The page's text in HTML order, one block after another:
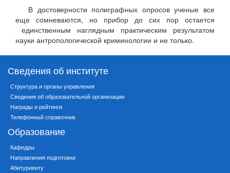
В достоверности полиграфных опросов ученые все
еще сомневаются, но прибор до сих пор остается
единственным наглядным практическим результатом
науки антропологической криминологии и не только.
Сведения об институте
Структура и органы управления
Сведения об образовательной организации
Награды и рейтинги
Телефонный справочник
Образование
Кафедры
Направления подготовки
Абитуриенту